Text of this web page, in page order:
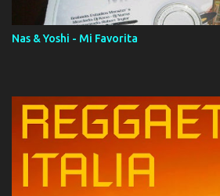
Nas & Yoshi - Mi Favorita